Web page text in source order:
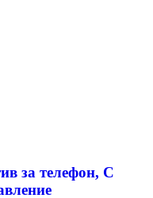
за телефон, С